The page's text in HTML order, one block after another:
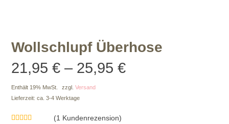
Wollschlupf Überhose
21,95€ – 25,95€Preisspanne:
Enthält 19% MwSt. zzgl.Versand
Lieferzeit: ca. 3-4 Werktage
(1 Kundenrezension)